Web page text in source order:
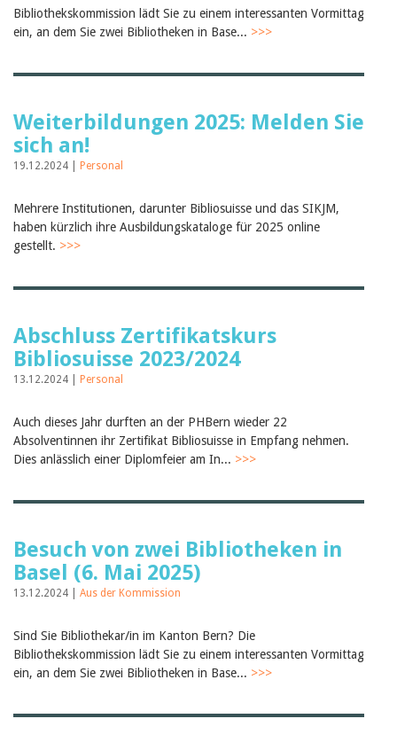
Bibliothekskommission lädt Sie zu einem interessanten Vormittag
ein, an dem Sie zwei Bibliotheken in Base... >>>
Weiterbildungen 2025: Melden Sie
sich an!
19.12.2024 | Personal
Mehrere Institutionen, darunter Bibliosuisse und das SIKJM,
haben kürzlich ihre Ausbildungskataloge für 2025 online
gestellt. >>>
Abschluss Zertifikatskurs
Bibliosuisse 2023/2024
13.12.2024 | Personal
Auch dieses Jahr durften an der PHBern wieder 22
Absolventinnen ihr Zertifikat Bibliosuisse in Empfang nehmen.
Dies anlässlich einer Diplomfeier am In... >>>
Besuch von zwei Bibliotheken in
Basel (6. Mai 2025)
13.12.2024 | Aus der Kommission
Sind Sie Bibliothekar/in im Kanton Bern? Die
Bibliothekskommission lädt Sie zu einem interessanten Vormittag
ein, an dem Sie zwei Bibliotheken in Base... >>>